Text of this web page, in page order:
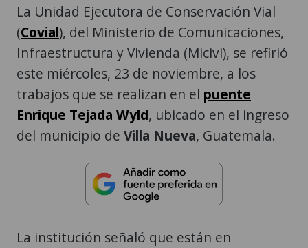
La Unidad Ejecutora de Conservación Vial
(Covial), del Ministerio de Comunicaciones,
Infraestructura y Vivienda (Micivi), se refirió
este miércoles, 23 de noviembre, a los
trabajos que se realizan en el puente
Enrique Tejada Wyld, ubicado en el ingreso
del municipio de Villa Nueva, Guatemala.
La institución señaló que están en